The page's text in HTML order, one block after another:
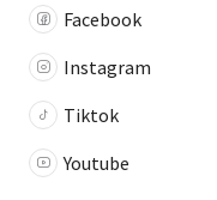
Facebook
Instagram
Tiktok
Youtube